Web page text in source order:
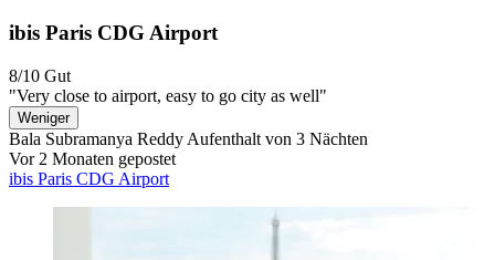
ibis Paris CDG Airport
8/10 Gut
"Very close to airport, easy to go city as well"
Weniger
Bala Subramanya Reddy Aufenthalt von 3 Nächten
Vor 2 Monaten gepostet
ibis Paris CDG Airport